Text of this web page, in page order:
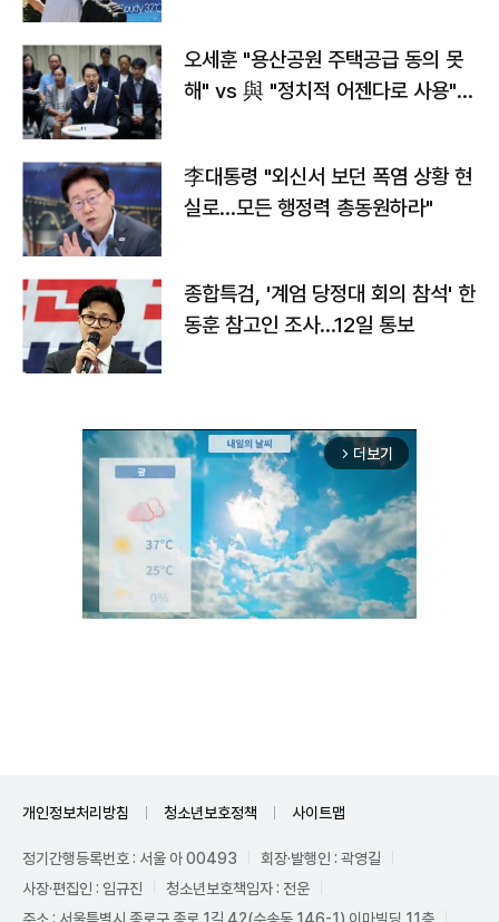
오세훈 "용산공원 주택공급 동의 못
해" vs 與 "정치적 어젠다로 사용"
李대통령 "외신서 보던 폭염 상황 현
실로…모든 행정력 총동원하라"
종합특검, '계엄 당정대 회의 참석' 한
동훈 참고인 조사...12일 통보
arrow_forward_ios 더보기
개인정보처리방침 청소년보호정책 사이트맵
정기간행등록번호 : 서울 아 00493
회장·발행인 : 곽영길
사장·편집인 : 임규진
청소년보호책임자 : 전운